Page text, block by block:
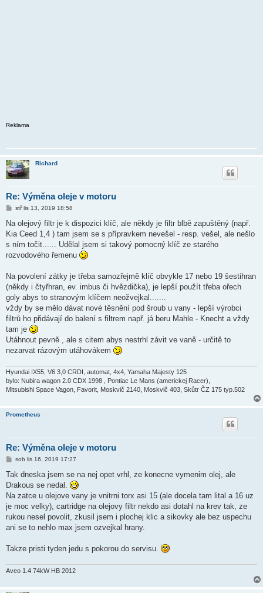
Reklama
Richard
Re: Výměna oleje v motoru
P
í
p
ě
e
stř lis 13, 2019 18:58
Na olejový filtr je k dispozici klíč, ale někdy je filtr blbě zapuštěný (např.
Kia Ceed 1,4 ) tam jsem se s přípravkem nevešel - resp. vešel, ale nešlo
s ním točit...... Udělal jsem si takový pomocný klíč ze starého
rozvodového řemenu
Na povolení zátky je třeba samozřejmě klíč obvykle 17 nebo 19 šestihran
(někdy i čtyřhran, ev. imbus či hvězdička), je lepší použít třeba ořech
goly abys to stranovým klíčem neožvejkal.......
vždy by se mělo dávat nové těsnění pod šroub u vany - lepší výrobci
filtrů ho přidávají do balení s filtrem např. já beru Mahle - Knecht a vždy
tam je
Utáhnout pevně , ale s citem abys nestrhl závit ve vaně - určitě to
nezarvat rázovým utáhovákem
Hyundai IX55, V6 3,0 CRDI, automat, 4x4, Yamaha Majesty 125
bylo: Nubira wagon 2.0 CDX 1998 , Pontiac Le Mans (americkej Racer),
Mitsubishi Space Vagon, Favorit, Moskvič 2140, Moskvič 403, Skůtr ČZ 175 typ.502
Prometheus
Re: Výměna oleje v motoru
P
í
p
ě
e
k
sob lis 16, 2019 17:27
Tak dneska jsem se na nej opet vrhl, ze konecne vymenim olej, ale
Drakous se nedal.
Na zatce u olejove vany je vnitrni torx asi 15 (ale docela tam lital a 16 uz
je moc velky), cartridge na olejovy filtr nekdo asi dotahl na krev tak, ze
rukou nesel povolit, zkusil jsem i plochej klic a sikovky ale bez uspechu
ani se to nehlo max jsem ozvejkal hrany.
Takze pristi tyden jedu s pokorou do servisu.
Aveo 1.4 74kW HB 2012